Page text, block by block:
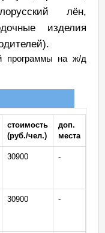
лён,
изделия
программы на ж/д
стоимость
(руб./чел.)
доп.
места
30900 -
30900 -